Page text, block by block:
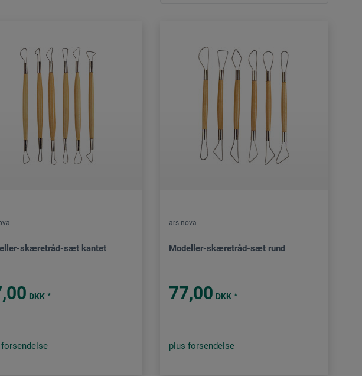
skæretråd-sæt kantet
DKK *
ars nova
Modeller-skæretråd-sæt rund
77,00 DKK *
plus forsendelse